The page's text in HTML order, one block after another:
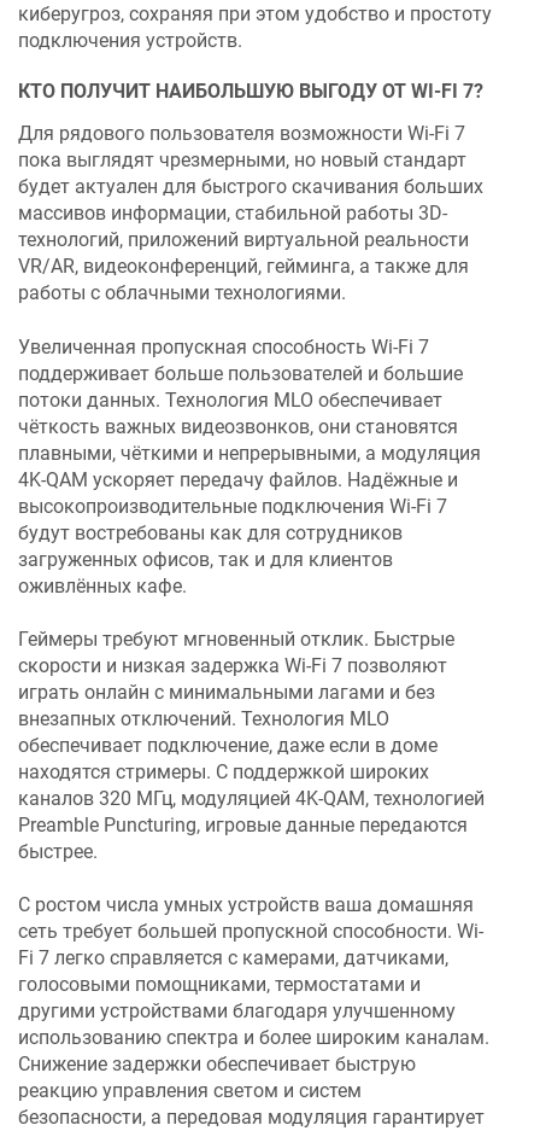
киберугроз, сохраняя при этом удобство и простоту
подключения устройств.
КТО ПОЛУЧИТ НАИБОЛЬШУЮ ВЫГОДУ ОТ WI-FI 7?
Для рядового пользователя возможности Wi-Fi 7
пока выглядят чрезмерными, но новый стандарт
будет актуален для быстрого скачивания больших
массивов информации, стабильной работы 3D-
технологий, приложений виртуальной реальности
VR/AR, видеоконференций, гейминга, а также для
работы с облачными технологиями.
Увеличенная пропускная способность Wi-Fi 7
поддерживает больше пользователей и большие
потоки данных. Технология MLO обеспечивает
чёткость важных видеозвонков, они становятся
плавными, чёткими и непрерывными, а модуляция
4K-QAM ускоряет передачу файлов. Надёжные и
высокопроизводительные подключения Wi-Fi 7
будут востребованы как для сотрудников
загруженных офисов, так и для клиентов
оживлённых кафе.
Геймеры требуют мгновенный отклик. Быстрые
скорости и низкая задержка Wi-Fi 7 позволяют
играть онлайн с минимальными лагами и без
внезапных отключений. Технология MLO
обеспечивает подключение, даже если в доме
находятся стримеры. С поддержкой широких
каналов 320 МГц, модуляцией 4K-QAM, технологией
Preamble Puncturing, игровые данные передаются
быстрее.
С ростом числа умных устройств ваша домашняя
сеть требует большей пропускной способности. Wi-
Fi 7 легко справляется с камерами, датчиками,
голосовыми помощниками, термостатами и
другими устройствами благодаря улучшенному
использованию спектра и более широким каналам.
Снижение задержки обеспечивает быструю
реакцию управления светом и систем
безопасности, а передовая модуляция гарантирует